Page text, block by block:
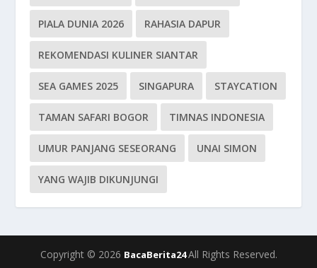
PIALA DUNIA 2026 RAHASIA DAPUR
REKOMENDASI KULINER SIANTAR
SEA GAMES 2025 SINGAPURA STAYCATION
TAMAN SAFARI BOGOR TIMNAS INDONESIA
UMUR PANJANG SESEORANG UNAI SIMON
YANG WAJIB DIKUNJUNGI
Copyright © 2026 BacaBerita24All Rights Reserved.